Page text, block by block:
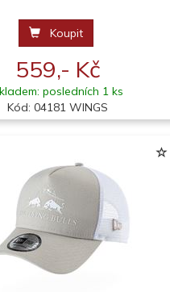
Koupit
559,- Kč
posledních 1 ks
Kód: 04181 WINGS